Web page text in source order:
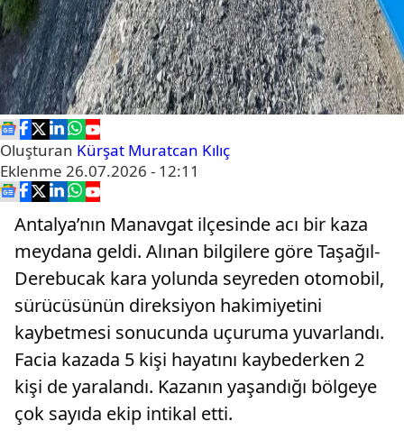
Oluşturan Kürşat Muratcan Kılıç
Eklenme 26.07.2026 - 12:11
Antalya’nın Manavgat ilçesinde acı bir kaza
meydana geldi. Alınan bilgilere göre Taşağıl-
Derebucak kara yolunda seyreden otomobil,
sürücüsünün direksiyon hakimiyetini
kaybetmesi sonucunda uçuruma yuvarlandı.
Facia kazada 5 kişi hayatını kaybederken 2
kişi de yaralandı. Kazanın yaşandığı bölgeye
çok sayıda ekip intikal etti.